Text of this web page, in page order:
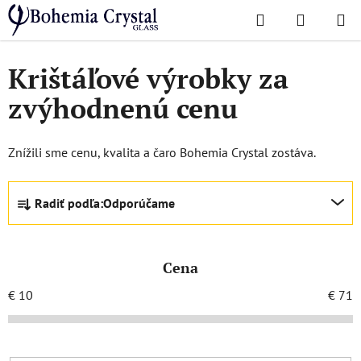
Prejsť
na
obsah
Hľadať
KOŠÍK
Domov
/ Akcie a zľavy
Krištáľové výrobky za
zvýhodnenú cenu
Znížili sme cenu, kvalita a čaro Bohemia Crystal zostáva.
R
d
i
e
Radiť podľa:Odporúčame
Cena
€ 10 € 71